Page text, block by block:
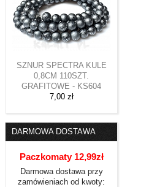
SZNUR SPECTRA KULE
0,8CM 110SZT.
GRAFITOWE - KS604
7,00 zł
DARMOWA DOSTAWA
Paczkomaty 12,99zł
Darmowa dostawa przy
zamówieniach od kwoty: